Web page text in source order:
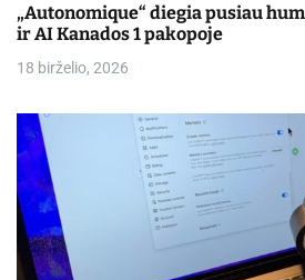
„Autonomique“ diegia pusiau
ir AI Kanados 1 pakopoje
18 birželio, 2026